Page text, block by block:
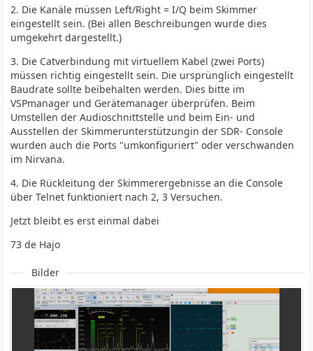
2. Die Kanäle müssen Left/Right = I/Q beim Skimmer
eingestellt sein. (Bei allen Beschreibungen wurde dies
umgekehrt dargestellt.)
3. Die Catverbindung mit virtuellem Kabel (zwei Ports)
müssen richtig eingestellt sein. Die ursprünglich eingestellt
Baudrate sollte beibehalten werden. Dies bitte im
VSPmanager und Gerätemanager überprüfen. Beim
Umstellen der Audioschnittstelle und beim Ein- und
Ausstellen der Skimmerunterstützungin der SDR- Console
wurden auch die Ports "umkonfiguriert" oder verschwanden
im Nirvana.
4. Die Rückleitung der Skimmerergebnisse an die Console
über Telnet funktioniert nach 2, 3 Versuchen.
Jetzt bleibt es erst einmal dabei
73 de Hajo
Bilder